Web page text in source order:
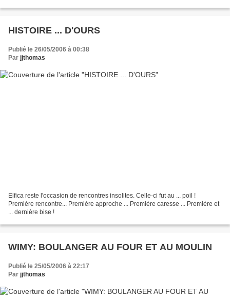
HISTOIRE ... D'OURS
Publié le 26/05/2006 à 00:38
Par jjthomas
Elfica reste l'occasion de rencontres insolites. Celle-ci fut au ... poil !
Première rencontre... Première approche ... Première caresse ... Première et
... dernière bise !
WIMY: BOULANGER AU FOUR ET AU MOULIN
Publié le 25/05/2006 à 22:17
Par jjthomas